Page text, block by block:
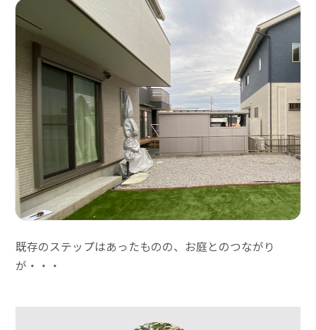
既存のステップはあったものの、お庭とのつながり
が・・・